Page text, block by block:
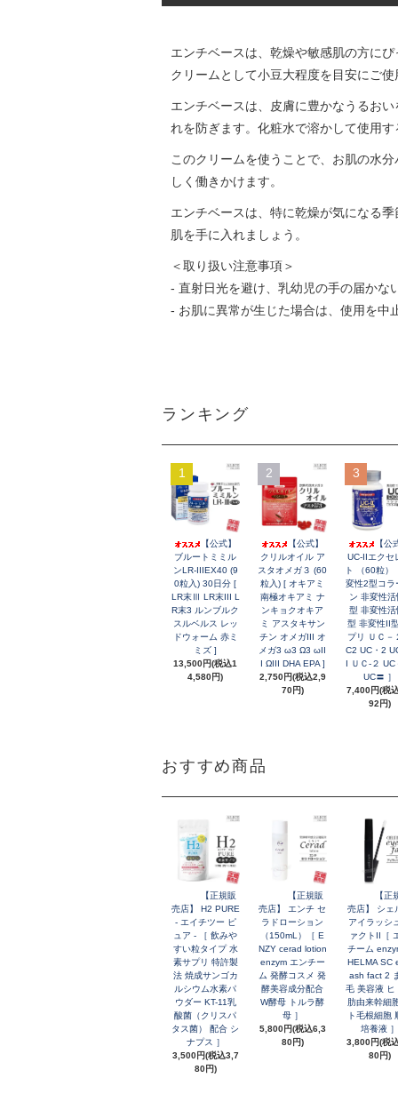
エンチベースは、乾燥や敏感肌の方に
クリームとして小豆大程度を目安にご
エンチベースは、皮膚に豊かなうるお
れを防ぎます。化粧水で溶かして使用
このクリームを使うことで、お肌の水
しく働きかけます。
エンチベースは、特に乾燥が気になる
肌を手に入れましょう。
＜取り扱い注意事項＞
- 直射日光を避け、乳幼児の手の届かな
- お肌に異常が生じた場合は、使用を中
ランキング
1
【公式】
ブルートミミル
ンLR-IIIEX40 (9
0粒入) 30日分 [
LR末Ⅲ LR末III L
R末3 ルンブルク
スルベルス レッ
ドウォーム 赤ミ
ミズ ]
13,500円(税込1
4,580円)
2
【公式】
クリルオイル ア
スタオメガ３ (60
粒入) [ オキアミ
南極オキアミ ナ
ンキョクオキア
ミ アスタキサン
チン オメガIII オ
メガ3 ω3 Ω3 ωII
I ΩIII DHA EPA ]
2,750円(税込2,9
70円)
3
【公
UC-IIエクセ
ト （60粒）
変性2型コラ
ン 非変性活
型 非変性活
型 非変性II
プリ ＵＣ－
C2 UC・2
I ＵＣ-２ UC
UC〓 ］
7,400円(税
92円)
おすすめ商品
【正規販
売店】 H2 PURE
- エイチツー ピ
ュア - ［ 飲みや
すい粒タイプ 水
素サプリ 特許製
法 焼成サンゴカ
ルシウム水素パ
ウダー KT-11乳
酸菌（クリスパ
タス菌） 配合 シ
ナプス ］
3,500円(税込3,7
80円)
【正規販
売店】 エンチ セ
ラドローション
（150mL）［ E
NZY cerad lotion
enzym エンチー
ム 発酵コスメ 発
酵美容成分配合
W酵母 トルラ酵
母 ］
5,800円(税込6,3
80円)
【正
売店】 シェ
アイラッシ
ァクトII［
チーム
HELMA SC
ash fact 2
毛 美容液 ヒ
肪由来幹細
ト毛根細胞
培養液 ］
3,800円(税
80円)